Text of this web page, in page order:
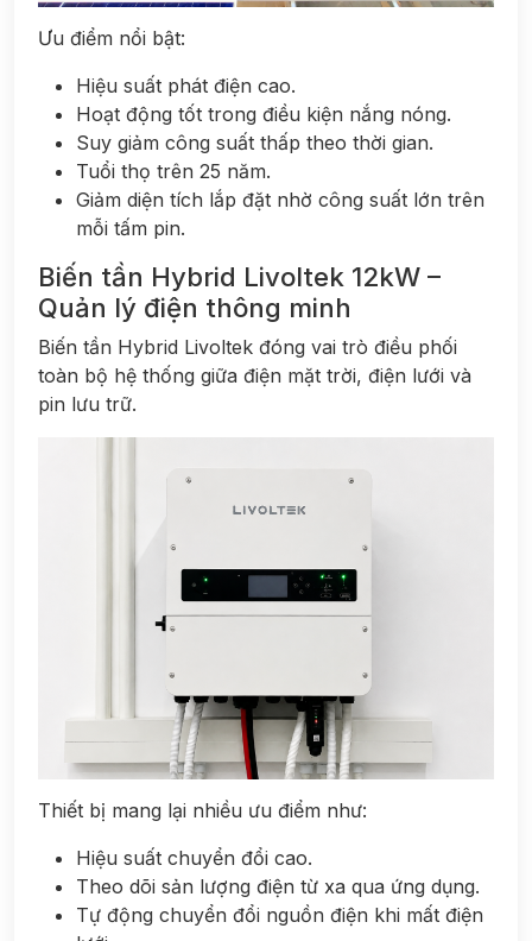
Ưu điểm nổi bật:
Hiệu suất phát điện cao.
Hoạt động tốt trong điều kiện nắng nóng.
Suy giảm công suất thấp theo thời gian.
Tuổi thọ trên 25 năm.
Giảm diện tích lắp đặt nhờ công suất lớn trên
mỗi tấm pin.
Biến tần Hybrid Livoltek 12kW –
Quản lý điện thông minh
Biến tần Hybrid Livoltek đóng vai trò điều phối
toàn bộ hệ thống giữa điện mặt trời, điện lưới và
pin lưu trữ.
Thiết bị mang lại nhiều ưu điểm như:
Hiệu suất chuyển đổi cao.
Theo dõi sản lượng điện từ xa qua ứng dụng.
Tự động chuyển đổi nguồn điện khi mất điện